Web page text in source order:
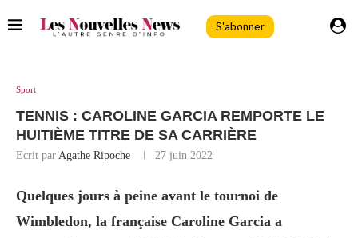
S'abonner
Sport
TENNIS : CAROLINE GARCIA REMPORTE LE
HUITIÈME TITRE DE SA CARRIÈRE
Ecrit par Agathe Ripoche 27 juin 2022
Quelques jours à peine avant le tournoi de
Wimbledon, la française Caroline Garcia a